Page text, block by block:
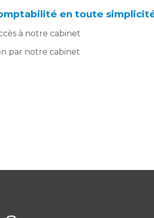
en toute
à notre cabinet
par notre cabinet